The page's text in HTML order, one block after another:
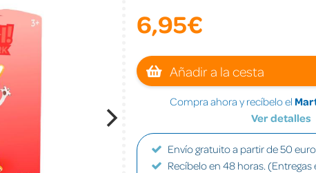
6,95€
Añadir a la cesta
Compra ahora y recíbelo el
Ver detalles
Envío gratuito a partir de 50
Recíbelo en 48 horas. (Entregas